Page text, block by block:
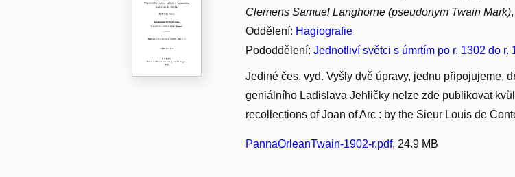
Clemens Samuel Langhorne (pseudonym Twain Mark)
Oddělení: Hagiografie
Pododdělení:Jednotliví světci s úmrtím po r. 1302 do r.
Jediné čes. vyd. Vyšly dvě úpravy, jednu připojujeme,
geniálního Ladislava Jehličky nelze zde publikovat
recollections of Joan of Arc : by the Sieur Louis de
PannaOrleanTwain-1902-r.pdf, 24.9 MB